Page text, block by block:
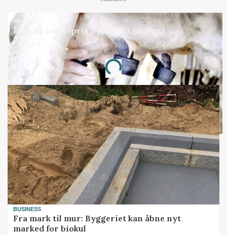
MARKED
Russisk mælkepris dykker 23 procent
Annonce
Loading...
BUSINESS
Fra mark til mur: Byggeriet kan åbne nyt
marked for biokul